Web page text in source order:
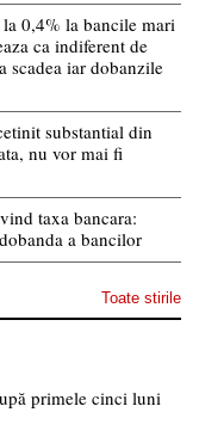
0,4% la bancile mari
ca indiferent de
scadea iar dobanzile
substantial din
nu vor mai fi
taxa bancara:
a bancilor
Toate stirile
primele cinci luni